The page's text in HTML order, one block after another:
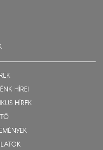
HÍREI
HÍREK